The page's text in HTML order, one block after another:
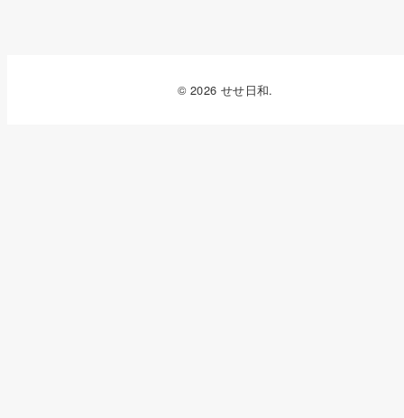
© 2026 せせ日和.